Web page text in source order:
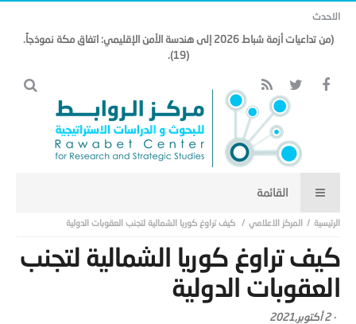
الاحدث
(من تداعيات أزمة شباط 2026 إلى هندسة الأمن الإقليمي: اتفاق مكة نموذجاً.
(19).
المركز الاعلامي كيف تراوغ كوريا الشمالية لتجنب العقوبات الدولية
كيف تراوغ كوريا الشمالية لتجنب
العقوبات الدولية
-2 أكتوبر,2021